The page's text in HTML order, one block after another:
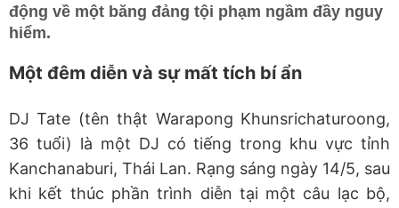
động về một băng đảng tội phạm ngầm đầy nguy
hiểm.
Một đêm diễn và sự mất tích bí ẩn
DJ Tate (tên thật Warapong Khunsrichaturoong,
36 tuổi) là một DJ có tiếng trong khu vực tỉnh
Kanchanaburi, Thái Lan. Rạng sáng ngày 14/5, sau
khi kết thúc phần trình diễn tại một câu lạc bộ,